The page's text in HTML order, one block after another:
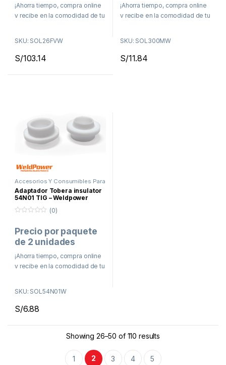
d
e
5
¡Ahorra tiempo, compra online
y recibe en la comodidad de tu
Delivery en Lima en menos
de 48 horas
SKU: SOL26FVW
S/103.14
d
e
5
¡Ahorra tiempo, compra online
y recibe en la comodidad de tu
Delivery en Lima en menos
de 48 horas
SKU: SOL300MW
S/11.84
Accesorios Y Consumibles Para
Soldar Proceso TIG
Adaptador Tobera insulator
54N01 TIG – Weldpower
u
r
d
e
5
(0)
Precio por paquete
de 2 unidades
¡Ahorra tiempo, compra online
y recibe en la comodidad de tu
Delivery en Lima en menos
de 48 horas
Envíos a todo el Perú por
Agencia de Transporte
SKU: SOL54N01W
S/6.88
Showing 26–50 of 110 results
1 2 3 4 5